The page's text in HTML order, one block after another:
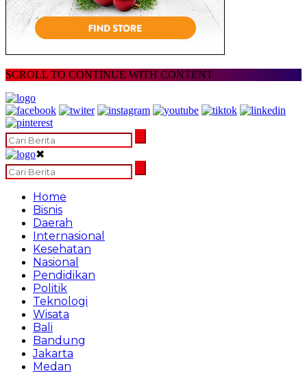
SCROLL TO CONTINUE WITH CONTENT
✖
Home
Bisnis
Daerah
Internasional
Kesehatan
Nasional
Pendidikan
Politik
Teknologi
Wisata
Bali
Bandung
Jakarta
Medan